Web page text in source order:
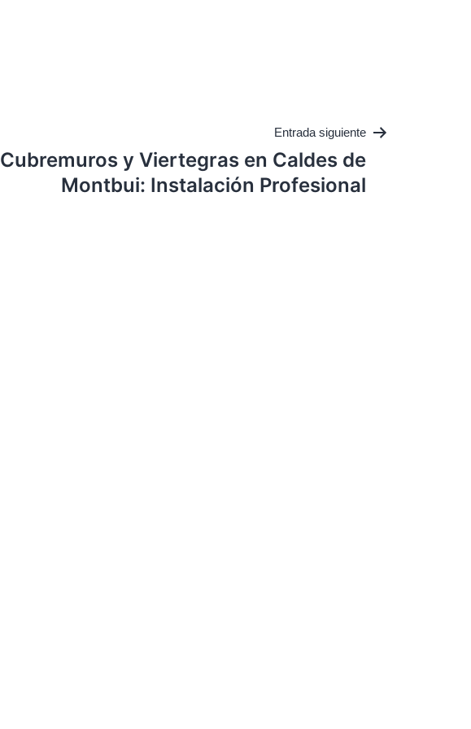
Entrada siguiente
Cubremuros y Viertegras en Caldes de
Montbui: Instalación Profesional